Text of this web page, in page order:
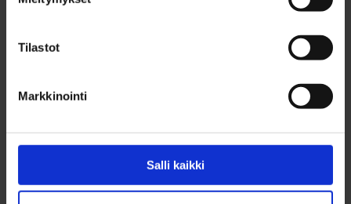
Tilastot
Markkinointi
Salli kaikki